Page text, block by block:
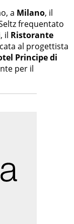
a Milano, il
frequentato
il Ristorante
al progettista
Principe di
per il